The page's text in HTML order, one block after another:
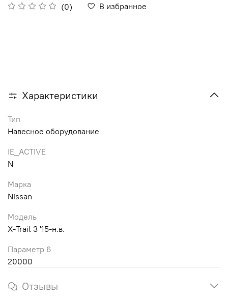
(0) В избранное
Характеристики
Тип
Навесное оборудование
IE_ACTIVE
N
Марка
Nissan
Модель
X-Trail 3 '15-н.в.
Параметр 6
20000
Отзывы